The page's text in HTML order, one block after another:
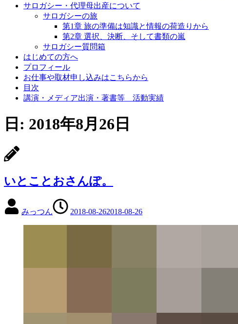
サロガシー・代理母出産について
サロガシーの旅
第1章 旅の準備は知識と情報の荷造りから
第2章 選択、決断、そして書類の嵐
サロガシー質問箱
はじめての方へ
プロフィール
お仕事や取材申し込みはこちらから
目次
講演・メディア出演・著書等 活動実績
日: 2018年8月26日
いとことおさんぽ。
みっつん 2018-08-262018-08-26